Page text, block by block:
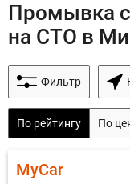
Промывка
на СТО в
Фильтр
По рейтингу По
MyCar